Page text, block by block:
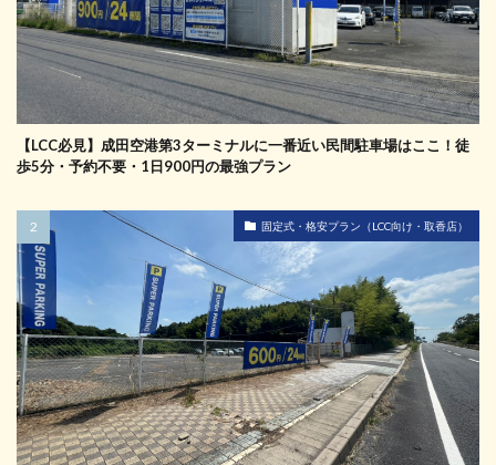
【LCC必見】成田空港第3ターミナルに一番近い民間駐車場はここ！徒
歩5分・予約不要・1日900円の最強プラン
固定式・格安プラン（LCC向け・取香店）